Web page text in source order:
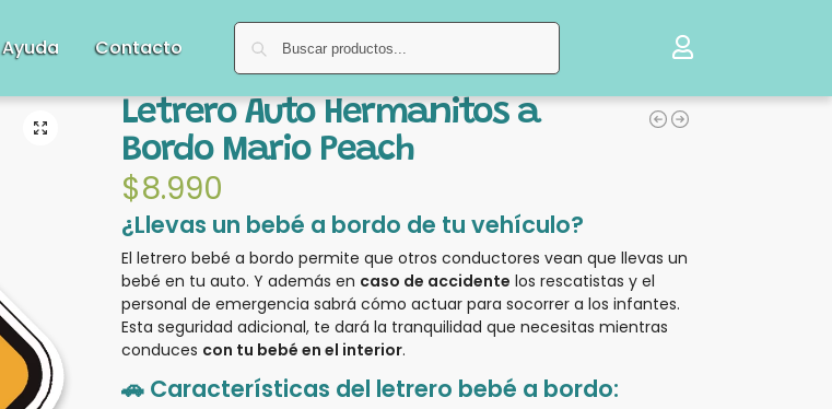
Ayuda Contacto
Letrero Auto Hermanitos a
Bordo Mario Peach
$8.990
¿Llevas un bebé a bordo de tu vehículo?
El letrero bebé a bordo permite que otros conductores vean que llevas un
bebé en tu auto. Y además en caso de accidente los rescatistas y el
personal de emergencia sabrá cómo actuar para socorrer a los infantes.
Esta seguridad adicional, te dará la tranquilidad que necesitas mientras
conduces con tu bebé en el interior.
🚗 Características del letrero bebé a bordo: